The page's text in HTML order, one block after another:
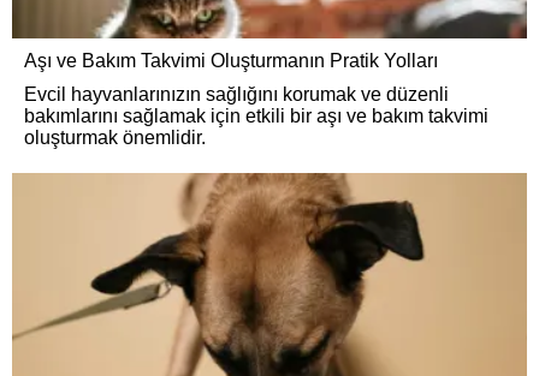
Aşı ve Bakım Takvimi Oluşturmanın Pratik Yolları
Evcil hayvanlarınızın sağlığını korumak ve düzenli
bakımlarını sağlamak için etkili bir aşı ve bakım takvimi
oluşturmak önemlidir.